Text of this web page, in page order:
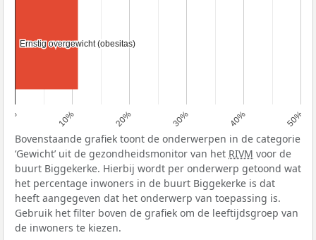
0% 10% 20% 30% 40% 50%
Ernstig overgewicht (obesitas)
Ernstig overgewicht (obesitas)
Bovenstaande grafiek toont de onderwerpen in de categorie
‘Gewicht’ uit de gezondheidsmonitor van het RIVM voor de
buurt Biggekerke. Hierbij wordt per onderwerp getoond wat
het percentage inwoners in de buurt Biggekerke is dat
heeft aangegeven dat het onderwerp van toepassing is.
Gebruik het filter boven de grafiek om de leeftijdsgroep van
de inwoners te kiezen.